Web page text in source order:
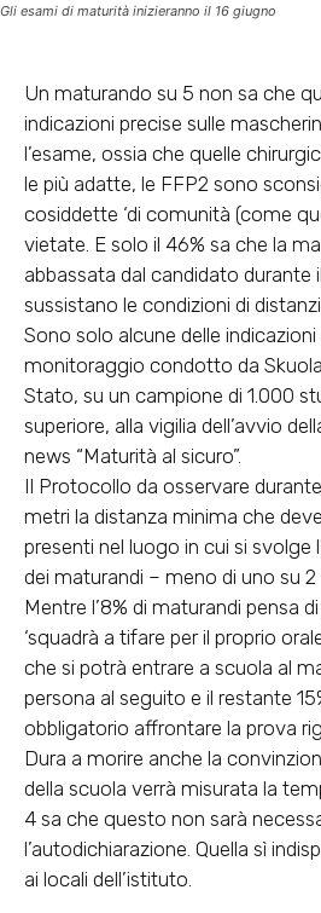
Gli esami di maturità inizieranno il 16 giugno
Un maturando su 5 non sa che
indicazioni precise sulle
l’esame, ossia che quelle
le più adatte, le FFP2 sono
cosiddette ‘di comunità (come
vietate. E solo il 46% sa che la
abbassata dal candidato durante
sussistano le condizioni di
Sono solo alcune delle
monitoraggio condotto da
Stato, su un campione di 1.000
superiore, alla vigilia dell’avvio
news “Maturità al sicuro”.
Il Protocollo da osservare
metri la distanza minima che
presenti nel luogo in cui si svolge
dei maturandi – meno di uno su 2
Mentre l’8% di maturandi pensa
‘squadrà a tifare per il proprio
che si potrà entrare a scuola al
persona al seguito e il restante
obbligatorio affrontare la prova
Dura a morire anche la
della scuola verrà misurata la
4 sa che questo non sarà
l’autodichiarazione. Quella sì
ai locali dell’istituto.